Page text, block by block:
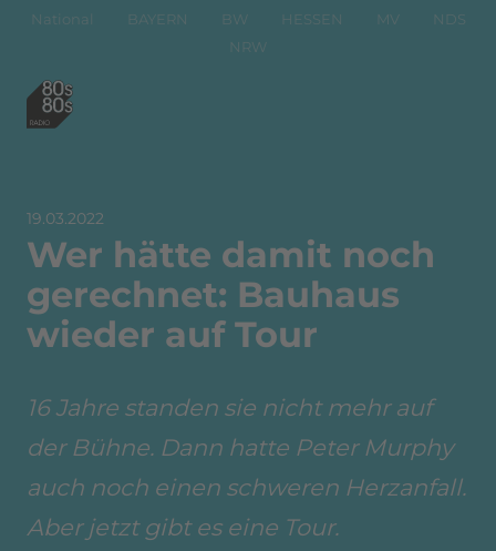
National BAYERN BW HESSEN MV
NDS
NRW
19.03.2022
Wer hätte damit noch
gerechnet: Bauhaus
wieder auf Tour
16 Jahre standen sie nicht mehr auf
der Bühne. Dann hatte Peter Murphy
auch noch einen schweren Herzanfall.
Aber jetzt gibt es eine Tour.